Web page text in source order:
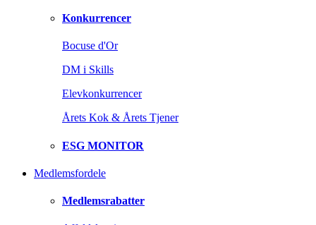
Konkurrencer
Bocuse d'Or
DM i Skills
Elevkonkurrencer
Årets Kok & Årets Tjener
ESG MONITOR
Medlemsfordele
Medlemsrabatter